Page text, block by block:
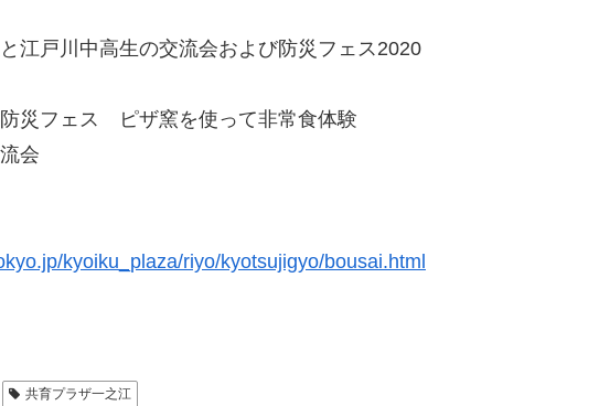
江戸川中高生の交流会および防災フェス2020
災フェス ピザ窯を使って非常食体験
会
kyoiku_plaza/riyo/kyotsujigyo/bousai.html
共育プラザ一之江